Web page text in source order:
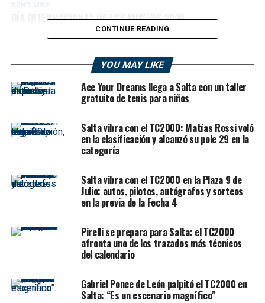
DON'T MISS
DÍA INTERNACIONAL DE LOS MUSEOS 2019
CONTINUE READING
YOU MAY LIKE
Ace Your Dreams llega a Salta con un taller
gratuito de tenis para niños
Salta vibra con el TC2000: Matías Rossi voló
en la clasificación y alcanzó su pole 29 en la
categoría
Salta vibra con el TC2000 en la Plaza 9 de
Julio: autos, pilotos, autógrafos y sorteos
en la previa de la Fecha 4
Pirelli se prepara para Salta: el TC2000
afronta uno de los trazados más técnicos
del calendario
Gabriel Ponce de León palpitó el TC2000 en
Salta: “Es un escenario magnífico”